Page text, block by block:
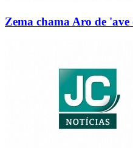
Zema chama Aro de